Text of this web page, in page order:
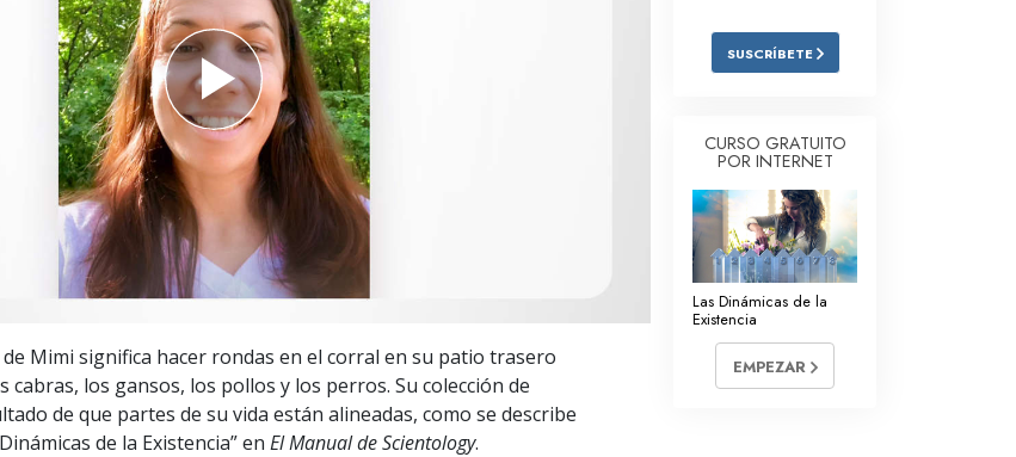
Respuestas a las Drogas
La Causa de la Supresión
Investigaciones
Los Fundamentos de la Organización
Los Fundamentos de las Relaciones
Mimi significa hacer rondas en el corral en su patio trasero
cabras, los gansos, los pollos y los perros. Su colección de
de que partes de su vida están alineadas, como se describe
de la Existencia” en El Manual de Scientology.
SUSCRÍBETE
CURSO GRATUITO
POR INTERNET
Las Dinámicas de la
Existencia
EMPEZAR